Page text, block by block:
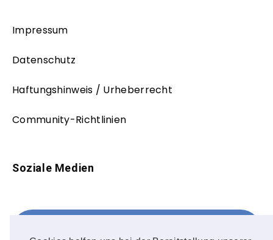
Impressum
Datenschutz
Haftungshinweis / Urheberrecht
Community-Richtlinien
Soziale Medien
FOLLOW ME!